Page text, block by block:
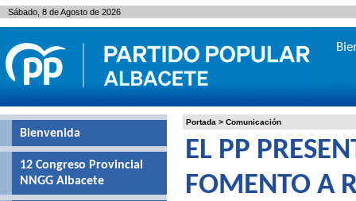
Portada > Comunicación
EL PP
FOMENTO A
Bienvenida
12 Congreso Provincial
NNGG Albacete
Sábado, 8 de Agosto de 2026